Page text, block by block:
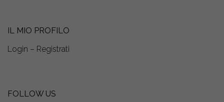
IL MIO PROFILO
Login – Registrati
FOLLOW US